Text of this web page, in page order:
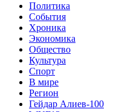
Политика
События
Хроника
Экономика
Общество
Культура
Спорт
В мире
Регион
Гейдар Алиев-100